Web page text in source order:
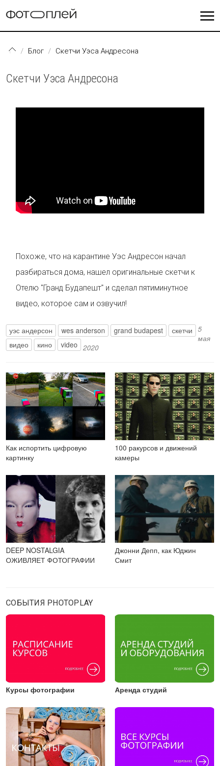
Блог Скетчи Уэса Андресона
Скетчи Уэса Андресона
Похоже, что на карантине Уэс Андресон начал
разбираться дома, нашел оригинальные скетчи к
Отелю "Гранд Будапешт" и сделал пятиминутное
видео, которое сам и озвучил!
уэс андерсон wes anderson grand budapest
скетчи
видео
кино video
5
мая
2020
Как испортить цифровую
картинку
100 ракурсов и движений
камеры
DEEP NOSTALGIA
ОЖИВЛЯЕТ ФОТОГРАФИИ
Джонни Депп, как Юджин
Смит
СОБЫТИЯ PHOTOPLAY
Курсы фотографии Аренда студий